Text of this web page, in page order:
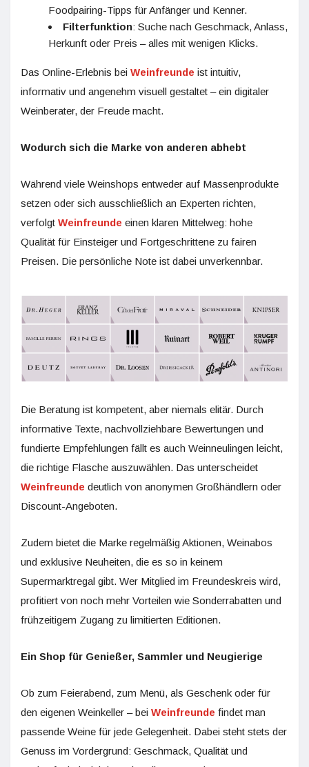
Foodpairing-Tipps für Anfänger und Kenner.
Filterfunktion: Suche nach Geschmack, Anlass,
Herkunft oder Preis – alles mit wenigen Klicks.
Das Online-Erlebnis bei Weinfreunde ist intuitiv,
informativ und angenehm visuell gestaltet – ein digitaler
Weinberater, der Freude macht.
Wodurch sich die Marke von anderen abhebt
Während viele Weinshops entweder auf Massenprodukte
setzen oder sich ausschließlich an Experten richten,
verfolgt Weinfreunde einen klaren Mittelweg: hohe
Qualität für Einsteiger und Fortgeschrittene zu fairen
Preisen. Die persönliche Note ist dabei unverkennbar.
Die Beratung ist kompetent, aber niemals elitär. Durch
informative Texte, nachvollziehbare Bewertungen und
fundierte Empfehlungen fällt es auch Weinneulingen leicht,
die richtige Flasche auszuwählen. Das unterscheidet
Weinfreunde deutlich von anonymen Großhändlern oder
Discount-Angeboten.
Zudem bietet die Marke regelmäßig Aktionen, Weinabos
und exklusive Neuheiten, die es so in keinem
Supermarktregal gibt. Wer Mitglied im Freundeskreis wird,
profitiert von noch mehr Vorteilen wie Sonderrabatten und
frühzeitigem Zugang zu limitierten Editionen.
Ein Shop für Genießer, Sammler und Neugierige
Ob zum Feierabend, zum Menü, als Geschenk oder für
den eigenen Weinkeller – bei Weinfreunde findet man
passende Weine für jede Gelegenheit. Dabei steht stets der
Genuss im Vordergrund: Geschmack, Qualität und